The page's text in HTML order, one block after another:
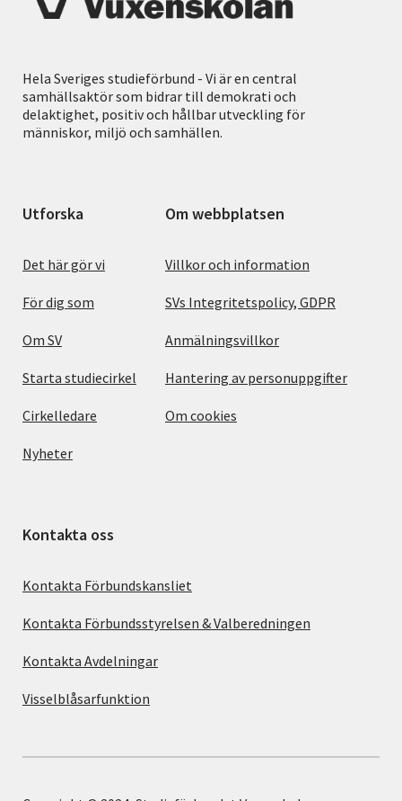
Hela Sveriges studieförbund - Vi är en central
samhällsaktör som bidrar till demokrati och
delaktighet, positiv och hållbar utveckling för
människor, miljö och samhällen.
Utforska
Det här gör vi
För dig som
Om SV
Starta studiecirkel
Cirkelledare
Nyheter
Om webbplatsen
Villkor och information
SVs Integritetspolicy, GDPR
Anmälningsvillkor
Hantering av personuppgifter
Om cookies
Kontakta oss
Kontakta Förbundskansliet
Kontakta Förbundsstyrelsen & Valberedningen
Kontakta Avdelningar
Visselblåsarfunktion